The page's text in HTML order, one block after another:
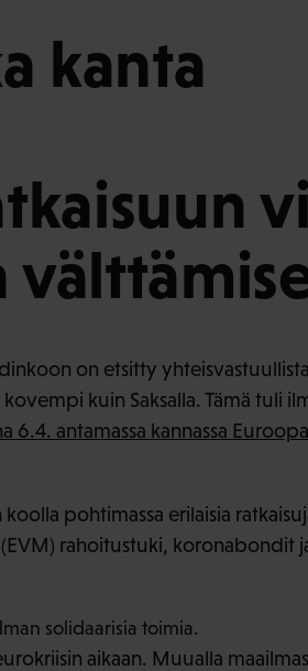
kanta
on etsitty
kuin Saksalla. Tämä tuli
6.4. antamassa kannassa
pohtimassa erilaisia
rahoitustuki, koronabondit
solidaarisia toimia.
aikaan. Muualla